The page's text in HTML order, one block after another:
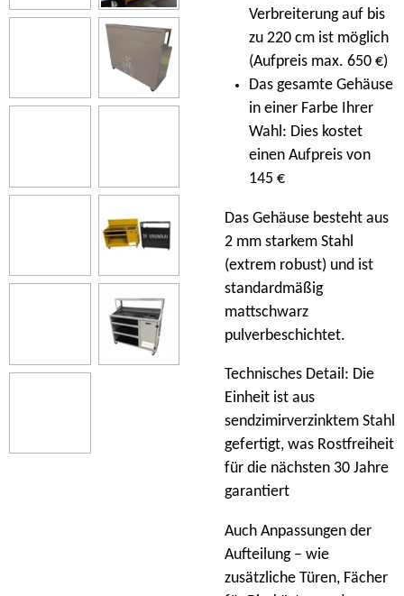
Verbreiterung auf bis
zu 220 cm ist möglich
(Aufpreis max. 650 €)
Das gesamte Gehäuse
in einer Farbe Ihrer
Wahl: Dies kostet
einen Aufpreis von
145 €
Das Gehäuse besteht aus
2 mm starkem Stahl
(extrem robust) und ist
standardmäßig
mattschwarz
pulverbeschichtet.
Technisches Detail: Die
Einheit ist aus
sendzimirverzinktem Stahl
gefertigt, was Rostfreiheit
für die nächsten 30 Jahre
garantiert
Auch Anpassungen der
Aufteilung – wie
zusätzliche Türen, Fächer